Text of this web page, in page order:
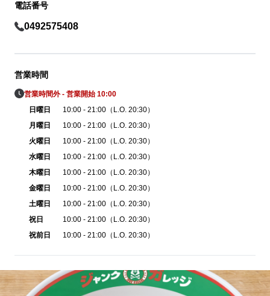
電話番号
0492575408
営業時間
営業時間外 - 営業開始 10:00
日曜日
10:00 - 21:00（L.O. 20:30）
月曜日
10:00 - 21:00（L.O. 20:30）
火曜日
10:00 - 21:00（L.O. 20:30）
水曜日
10:00 - 21:00（L.O. 20:30）
木曜日
10:00 - 21:00（L.O. 20:30）
金曜日
10:00 - 21:00（L.O. 20:30）
土曜日
10:00 - 21:00（L.O. 20:30）
祝日
10:00 - 21:00（L.O. 20:30）
祝前日
10:00 - 21:00（L.O. 20:30）